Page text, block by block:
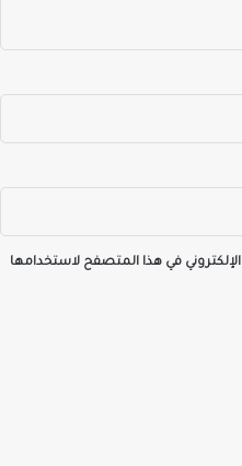
في هذا المتصفح لاستخدامها